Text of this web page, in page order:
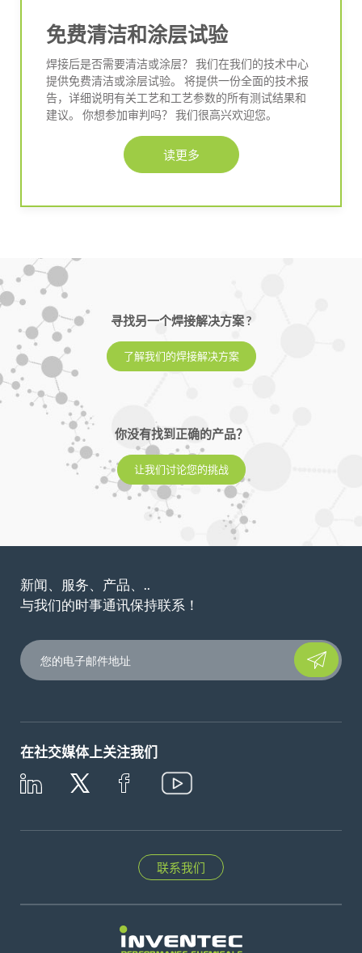
免费清洁和涂层试验
焊接后是否需要清洁或涂层？ 我们在我们的技术中心
提供免费清洁或涂层试验。 将提供一份全面的技术报
告，详细说明有关工艺和工艺参数的所有测试结果和
建议。 你想参加审判吗？ 我们很高兴欢迎您。
读更多
寻找另一个焊接解决方案 ?
了解我们的焊接解决方案
你没有找到正确的产品？
让我们讨论您的挑战
新闻、服务、产品、..
与我们的时事通讯保持联系！
Please
在社交媒体上关注我们
联系我们